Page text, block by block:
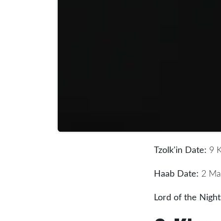
Tzolk'in Date: 9
Haab Date: 2
Lord of the